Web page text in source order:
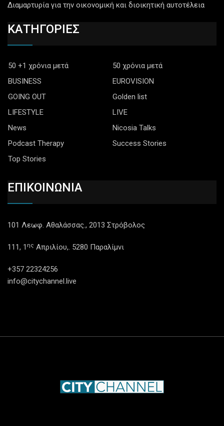
Διαμαρτυρία για την οικονομική και διοικητική αυτοτέλεια
ΚΑΤΗΓΟΡΙΕΣ
50 +1 χρόνια μετά
50 χρόνια μετά
BUSINESS
EUROVISION
GOING OUT
Golden list
LIFESTYLE
LIVE
News
Nicosia Talks
Podcast Therapy
Success Stories
Top Stories
ΕΠΙΚΟΙΝΩΝΙΑ
101 Λεωφ. Αθαλάσσας., 2013 Στρόβολος
111, 1 ης Απριλίου,. 5280 Παραλίμνι
+357 22324256
info@citychannel.live